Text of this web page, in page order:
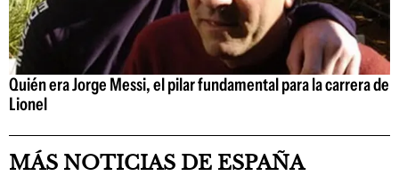
Quién era Jorge Messi, el pilar fundamental para la carrera de
Lionel
MÁS NOTICIAS DE ESPAÑA